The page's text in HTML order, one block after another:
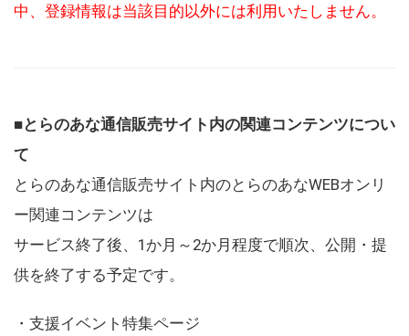
中、登録情報は当該目的以外には利用いたしません。
■とらのあな通信販売サイト内の関連コンテンツについ
て
とらのあな通信販売サイト内のとらのあなWEBオンリ
ー関連コンテンツは
サービス終了後、1か月～2か月程度で順次、公開・提
供を終了する予定です。
・支援イベント特集ページ